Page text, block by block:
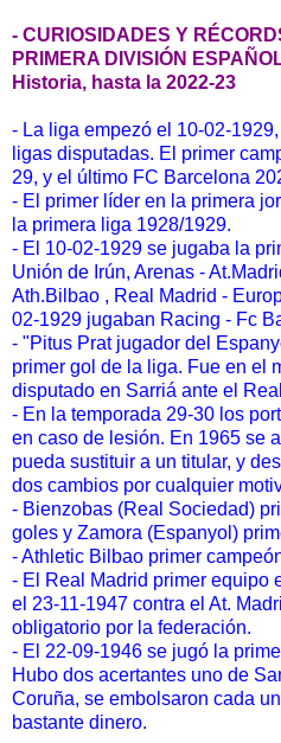
- CURIOSIDADES Y
PRIMERA DIVISIÓN
Historia, hasta la 2022-23
- La liga empezó el 10-02-
ligas disputadas. El primer
29, y el último FC Barcelona
- El primer líder en la primera
la primera liga 1928/1929.
- El 10-02-1929 se jugaba la
Unión de Irún, Arenas -
Ath.Bilbao , Real Madrid -
02-1929 jugaban Racing - Fc
- "Pitus Prat jugador del
primer gol de la liga. Fue en el
disputado en Sarriá ante el
- En la temporada 29-30 los
en caso de lesión. En 1965 se
pueda sustituir a un titular, y
dos cambios por cualquier
- Bienzobas (Real Sociedad)
goles y Zamora (Espanyol)
- Athletic Bilbao primer
- El Real Madrid primer equipo
el 23-11-1947 contra el At.
obligatorio por la federación.
- El 22-09-1946 se jugó la
Hubo dos acertantes uno de
Coruña, se embolsaron cada
bastante dinero.